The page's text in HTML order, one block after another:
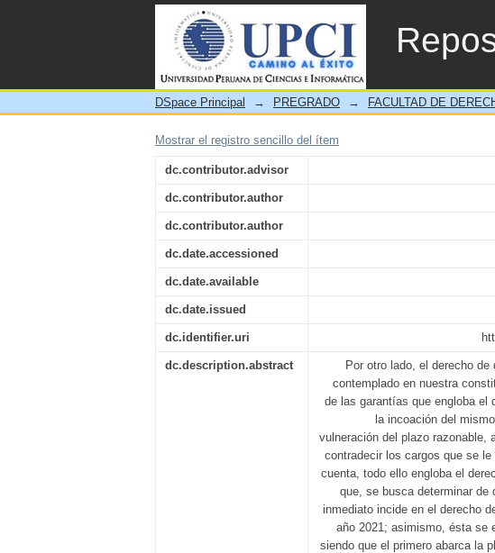
"La incoación del proceso
provinciales penales corporativas
DSpace Principal → PREGRADO → FACULTAD DE
Mostrar el registro sencillo del ítem
dc.contributor.advisor
dc.contributor.author
dc.contributor.author
dc.date.accessioned
dc.date.available
dc.date.issued
dc.identifier.uri
dc.description.abstract
Por otro lado, el derecho
contemplado en nuestra
de las garantías que engloba el
la incoación del
vulneración del plazo razonable,
contradecir los cargos que se
cuenta, todo ello engloba el
que, se busca determinar de
inmediato incide en el derecho
año 2021; asimismo, ésta se
siendo que el primero abarca la